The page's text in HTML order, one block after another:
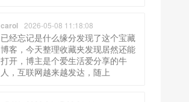
carol 2026-05-08 11:18:08
已经忘记是什么缘分发现了这个宝藏
博客，今天整理收藏夹发现居然还能
打开，博主是个爱生活爱分享的牛
人，互联网越来越发达，随上